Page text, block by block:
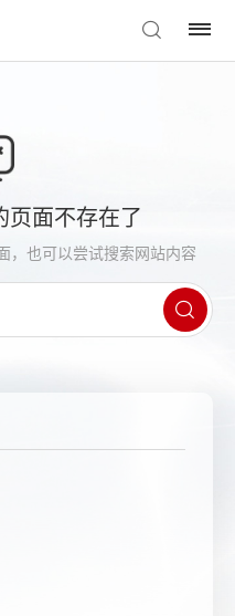
页面不存在了
，也可以尝试搜索网站内容